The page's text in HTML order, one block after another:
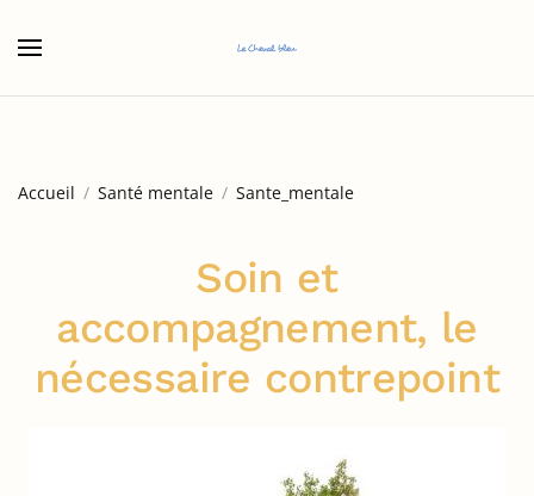
Accueil Santé mentale Sante_mentale
Soin et
accompagnement, le
nécessaire contrepoint